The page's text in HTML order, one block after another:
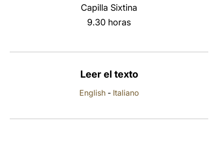
Capilla Sixtina
9.30 horas
Leer el texto
English- Italiano